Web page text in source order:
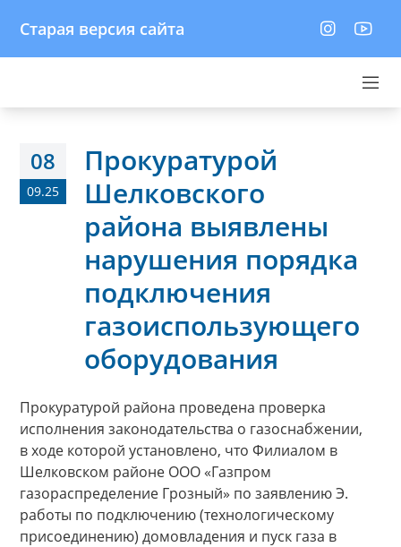
Старая версия сайта
08
09.25
Прокуратурой
Шелковского
района выявлены
нарушения порядка
подключения
газоиспользующего
оборудования
Прокуратурой района проведена проверка
исполнения законодательства о газоснабжении,
в ходе которой установлено, что Филиалом в
Шелковском районе ООО «Газпром
газораспределение Грозный» по заявлению Э.
работы по подключению (технологическому
присоединению) домовладения и пуск газа в